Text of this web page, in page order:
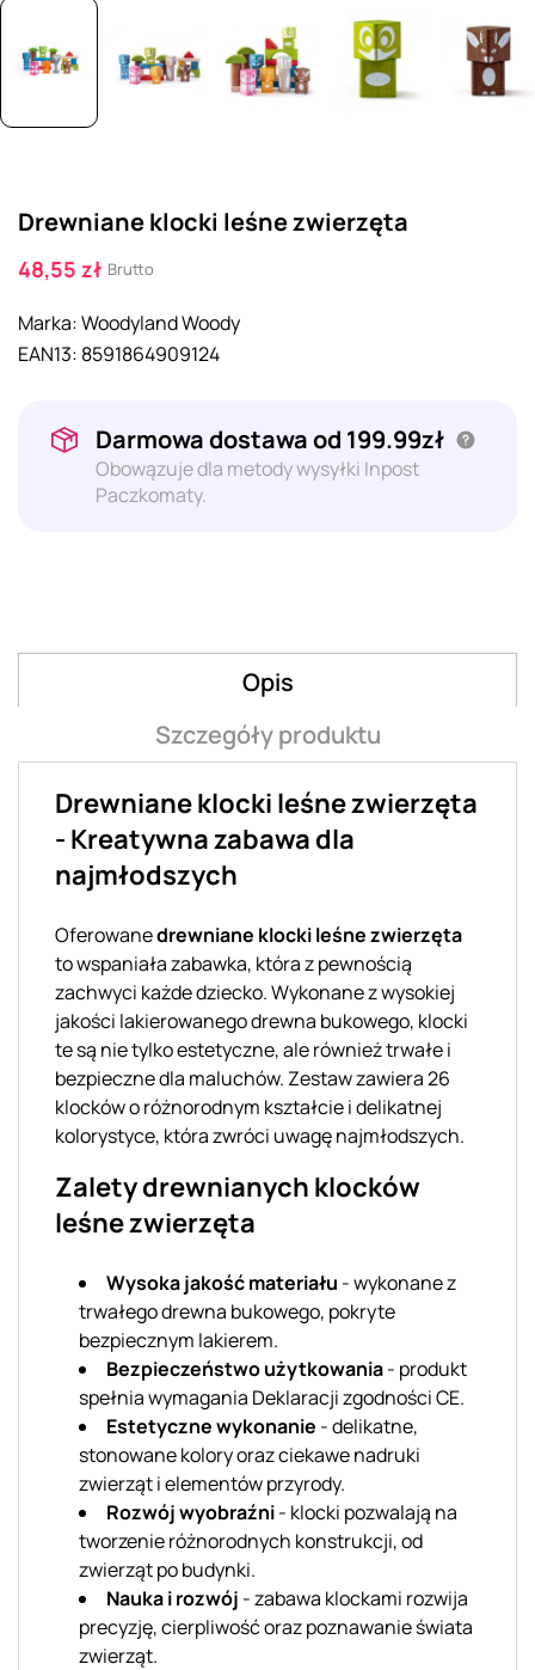
Drewniane klocki leśne zwierzęta
48,55 zł Brutto
Marka:Woodyland Woody
EAN13: 8591864909124
Darmowa dostawa od 199.99zł
Obowązuje dla metody wysyłki Inpost
Paczkomaty.
Opis
Szczegóły produktu
Drewniane klocki leśne zwierzęta
- Kreatywna zabawa dla
najmłodszych
Oferowanedrewniane klocki leśne zwierzęta
to wspaniała zabawka, która z pewnością
zachwyci każde dziecko. Wykonane z wysokiej
jakości lakierowanego drewna bukowego, klocki
te są nie tylko estetyczne, ale również trwałe i
bezpieczne dla maluchów. Zestaw zawiera 26
klocków o różnorodnym kształcie i delikatnej
kolorystyce, która zwróci uwagę najmłodszych.
Zalety drewnianych klocków
leśne zwierzęta
Wysoka jakość materiału - wykonane z
trwałego drewna bukowego, pokryte
bezpiecznym lakierem.
Bezpieczeństwo użytkowania- produkt
spełnia wymagania Deklaracji zgodności CE.
Estetyczne wykonanie - delikatne,
stonowane kolory oraz ciekawe nadruki
zwierząt i elementów przyrody.
Rozwój wyobraźni- klocki pozwalają na
tworzenie różnorodnych konstrukcji, od
zwierząt po budynki.
Nauka i rozwój - zabawa klockami rozwija
precyzję, cierpliwość oraz poznawanie świata
zwierząt.